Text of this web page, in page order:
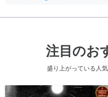
注目のお
盛り上がっている人